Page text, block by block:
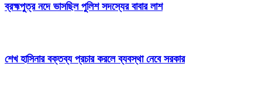
ব্রহ্মপুত্র নদে ভাসছিল পুলিশ সদস্যের বাবার লাশ
শেখ হাসিনার বক্তব্য প্রচার করলে ব্যবস্থা নেবে সরকার